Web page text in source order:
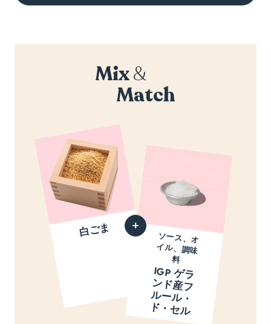
Mix&
Match
白ごま ソース、オ
イル、調味
料
IGP ゲ
ラ
ン
ド
産
フ
ル
ー
ル
・
ド
・
セ
ル